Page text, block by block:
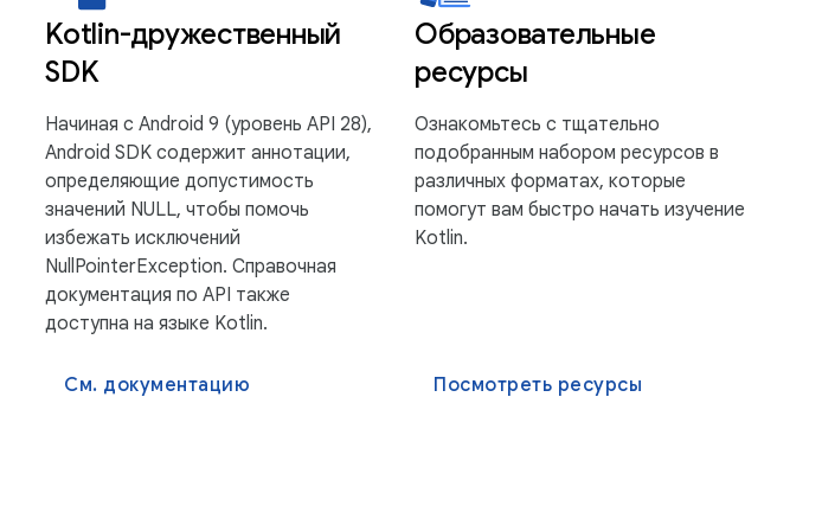
Kotlin-дружественный
SDK
Начиная с Android 9 (уровень API 28),
Android SDK содержит аннотации,
определяющие допустимость
значений NULL, чтобы помочь
избежать исключений
NullPointerException. Справочная
документация по API также
доступна на языке Kotlin.
См. документацию
Образовательные
ресурсы
Ознакомьтесь с тщательно
подобранным набором ресурсов в
различных форматах, которые
помогут вам быстро начать изучение
Kotlin.
Посмотреть ресурсы